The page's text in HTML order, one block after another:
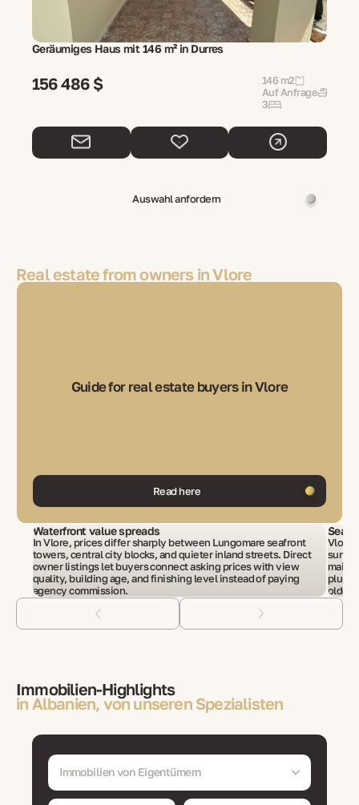
Geräumiges Haus mit 146 m² in Durres
156 486 $
146 m2
Auf Anfrage
3
Auswahl anfordern
Real estate from owners in Vlore
Guide for real estate buyers in Vlore
Read here
Waterfront value spreads
In Vlore, prices differ sharply between Lungomare seafront
towers, central city blocks, and quieter inland streets. Direct
owner listings let buyers connect asking prices with view
quality, building age, and finishing level instead of paying
agency commission.
Sea
Vlore
older
Immobilien-Highlights
in Albanien, von unseren Spezialisten
Immobilien von Eigentümern